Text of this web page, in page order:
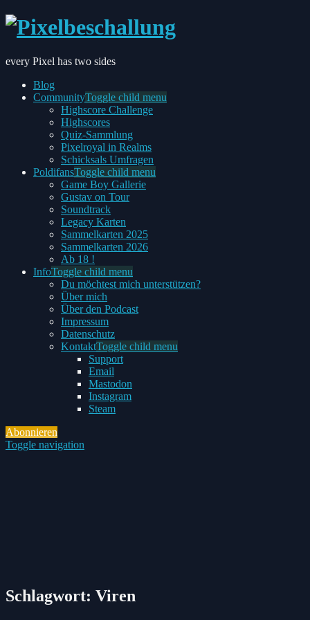
every Pixel has two sides
Blog
CommunityToggle child menu
Highscore Challenge
Highscores
Quiz-Sammlung
Pixelroyal in Realms
Schicksals Umfragen
PoldifansToggle child menu
Game Boy Gallerie
Gustav on Tour
Soundtrack
Legacy Karten
Sammelkarten 2025
Sammelkarten 2026
Ab 18 !
InfoToggle child menu
Du möchtest mich unterstützen?
Über mich
Über den Podcast
Impressum
Datenschutz
KontaktToggle child menu
Support
Email
Mastodon
Instagram
Steam
Abonnieren
Toggle navigation
Schlagwort: Viren